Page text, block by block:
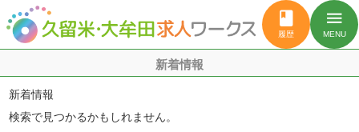
book
履歴
menu
MENU
新着情報
新着情報
検索で見つかるかもしれません。